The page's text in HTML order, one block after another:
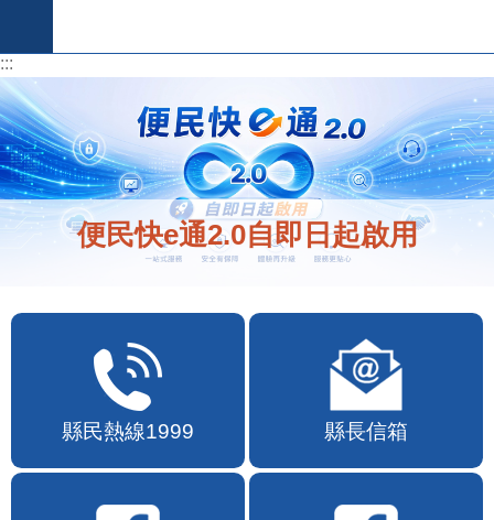
:::
:::
便民快e通2.0自即日起啟用
縣民熱線1999 縣長信箱